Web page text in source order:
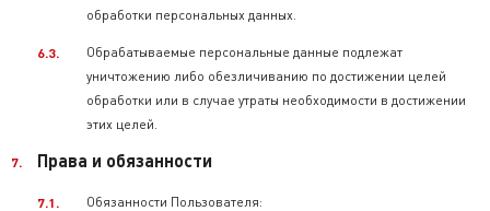
обработки персональных данных.
Обрабатываемые персональные данные подлежат
уничтожению либо обезличиванию по достижении целей
обработки или в случае утраты необходимости в достижении
этих целей.
Права и обязанности
Обязанности Пользователя: